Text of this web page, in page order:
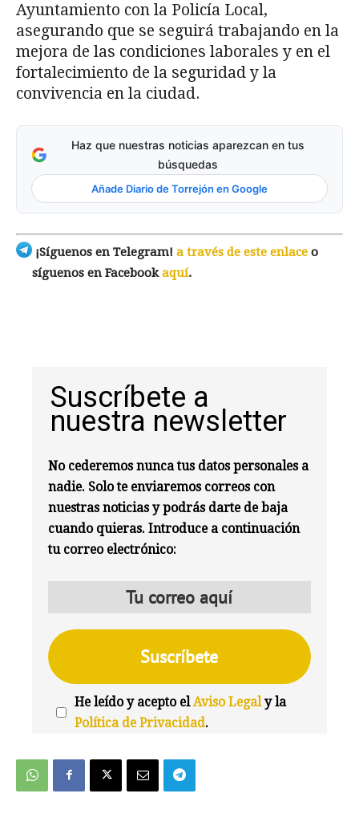
Ayuntamiento con la Policía Local,
asegurando que se seguirá trabajando en la
mejora de las condiciones laborales y en el
fortalecimiento de la seguridad y la
convivencia en la ciudad.
Haz que nuestras noticias aparezcan en tus
búsquedas
Añade Diario de Torrejón en Google
¡Síguenos en Telegram! a través de este enlace o
síguenos en Facebookaquí.
Suscríbete a
nuestra newsletter
No cederemos nunca tus datos personales a
nadie. Solo te enviaremos correos con
nuestras noticias y podrás darte de baja
cuando quieras. Introduce a continuación
tu correo electrónico:
He leído y acepto elAviso Legaly la
Política de Privacidad.